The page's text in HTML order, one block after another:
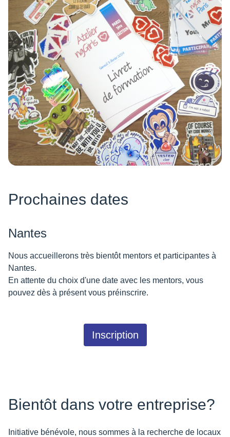
Prochaines dates
Nantes
Nous accueillerons très bientôt mentors et participantes à
Nantes.
En attente du choix d'une date avec les mentors, vous
pouvez dès à présent vous préinscrire.
Inscription
Bientôt dans votre entreprise?
Initiative bénévole, nous sommes à la recherche de locaux